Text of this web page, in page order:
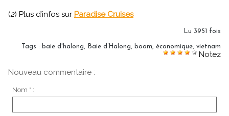
(2) Plus d’infos sur Paradise Cruises
Lu 3951 fois
Tags : baie d'halong Baie d’Halong boom économique vietnam
Notez
Nouveau commentaire :
Nom * :